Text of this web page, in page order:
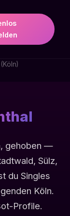
gehoben —
Sülz,
du Singles
Köln.
Profile.